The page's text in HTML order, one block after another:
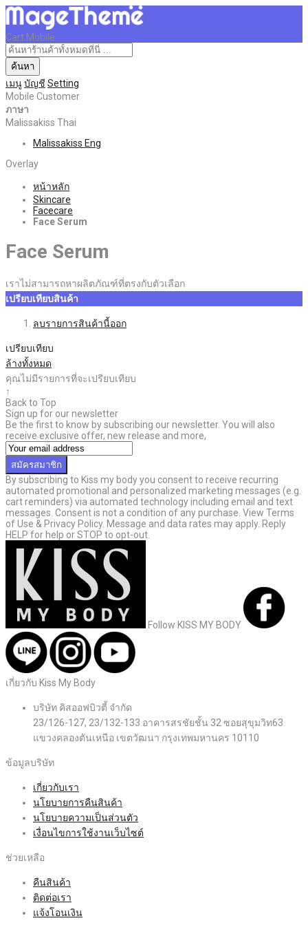
Cart Mobile
ค้นหา
เมนูบัญชี Setting
Mobile Customer
ภาษา
Malissakiss Thai
Malissakiss Eng
Overlay
หน้าหลัก
Skincare
Facecare
Face Serum
Face Serum
เราไม่สามารถหาผลิตภัณฑ์ที่ตรงกับตัวเลือก
เปรียบเทียบสินค้า
ลบรายการสินค้านี้ออก
เปรียบเทียบ
ล้างทั้งหมด
คุณไม่มีรายการที่จะเปรียบเทียบ
↑
Back to Top
Sign up for our newsletter
Be the first to know by subscribing our newsletter. You will also
receive exclusive offer, new release and more,
สมัครสมาชิก
By subscribing to Kiss my body you consent to receive recurring
automated promotional and personalized marketing messages (e.g.
cart reminders) via automated technology including email and text
messages. Consent is not a condition of any purchase. View Terms
of Use & Privacy Policy. Message and data rates may apply. Reply
HELP for help or STOP to opt-out.
Follow KISS MY BODY
เกี่ยวกับ Kiss My Body
บริษัท คิสออฟบิวตี้ จำกัด
23/126-127, 23/132-133 อาคารสรชัยชั้น 32 ซอยสุขุมวิท63
แขวงคลองตันเหนือ เขตวัฒนา กรุงเทพมหานคร 10110
ข้อมูลบริษัท
เกี่ยวกับเรา
นโยบายการคืนสินค้า
นโยบายความเป็นส่วนตัว
เงื่อนไขการใช้งานเว็บไซต์
ช่วยเหลือ
คืนสินค้า
ติดต่อเรา
แจ้งโอนเงิน